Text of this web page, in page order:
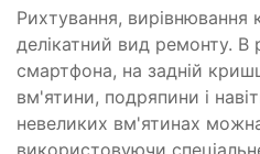
Рихтування,
делікатний вид ремонту. В
смартфона, на задній
вм'ятини, подряпини і
невеликих вм'ятинах
використовуючи